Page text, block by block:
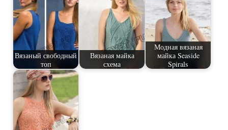
Вязаный свободный
топ
Вязаная майка
схема
Модная вязаная
майка Seaside
Spirals